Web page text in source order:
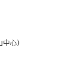
心）